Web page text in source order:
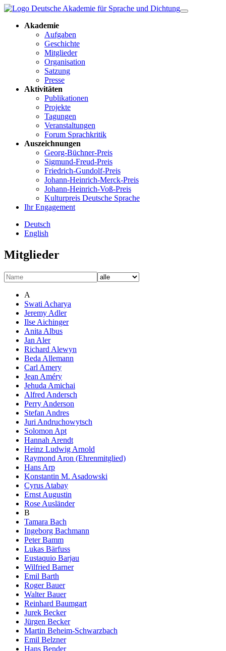
Akademie
Aufgaben
Geschichte
Mitglieder
Organisation
Satzung
Presse
Aktivitäten
Publikationen
Projekte
Tagungen
Veranstaltungen
Forum Sprachkritik
Auszeichnungen
Georg-Büchner-Preis
Sigmund-Freud-Preis
Friedrich-Gundolf-Preis
Johann-Heinrich-Merck-Preis
Johann-Heinrich-Voß-Preis
Kulturpreis Deutsche Sprache
Ihr Engagement
Deutsch
English
Mitglieder
A
Swati Acharya
Jeremy Adler
Ilse Aichinger
Anita Albus
Jan Aler
Richard Alewyn
Beda Allemann
Carl Amery
Jean Améry
Jehuda Amichai
Alfred Andersch
Perry Anderson
Stefan Andres
Juri Andruchowytsch
Solomon Apt
Hannah Arendt
Heinz Ludwig Arnold
Raymond Aron (Ehrenmitglied)
Hans Arp
Konstantin M. Asadowski
Cyrus Atabay
Ernst Augustin
Rose Ausländer
B
Tamara Bach
Ingeborg Bachmann
Peter Bamm
Lukas Bärfuss
Eustaquio Barjau
Wilfried Barner
Emil Barth
Roger Bauer
Walter Bauer
Reinhard Baumgart
Jurek Becker
Jürgen Becker
Martin Beheim-Schwarzbach
Emil Belzner
Hans Bender